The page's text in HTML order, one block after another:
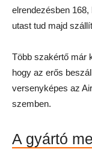
elrendezésben
utast tud majd
Több szakértő már
hogy az erős
versenyképes az
szemben.
A gyártó